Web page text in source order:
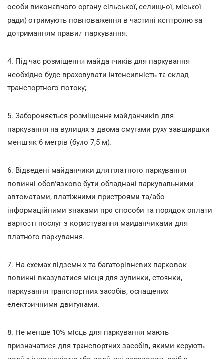
особи виконавчого органу сільської, селищної, міської
ради) отримують повноваження в частині контролю за
дотриманням правил паркування.
4. Під час розміщення майданчиків для паркування
необхідно буде враховувати інтенсивність та склад
транспортного потоку;
5. Забороняється розміщення майданчиків для
паркування на вулицях з двома смугами руху завширшки
менш як 6 метрів (було 7,5 м).
6. Відведені майданчики для платного паркування
повинні обов'язково бути обладнані паркувальними
автоматами, платіжними пристроями та/або
інформаційними знаками про способи та порядок оплати
вартості послуг з користування майданчиками для
платного паркування.
7. На схемах підземніх та багаторівневих парковок
повинні вказуватися місця для зупинки, стоянки,
паркування транспортних засобів, оснащених
електричними двигунами.
8. Не менше 10% місць для паркування мають
призначатися для транспортних засобів, якими керують